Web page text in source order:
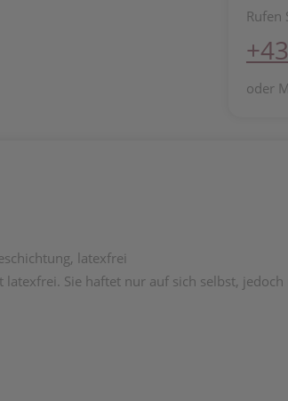
Rufen
oder
latexfrei
Sie haftet nur auf sich selbst,